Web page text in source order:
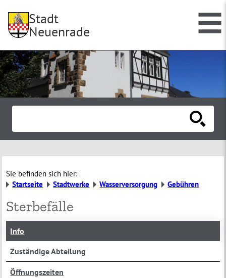
Stadt
Neuenrade
Sie befinden sich hier:
Startseite
Stadtwerke Wasserversorgung Gebühren
Sterbefälle
Info
Zuständige Abteilung
Öffnungszeiten